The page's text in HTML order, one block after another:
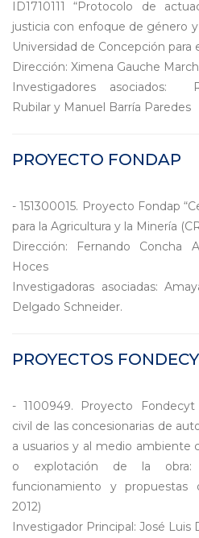
ID1710111 “Protocolo de
justicia con enfoque de género y
Universidad de Concepción para
Dirección: Ximena Gauche
Investigadores asociados:
Rubilar y Manuel Barría Paredes
PROYECTO FONDAP
- 151300015. Proyecto Fondap
para la Agricultura y la Minería
Dirección: Fernando Concha
Hoces
Investigadoras asociadas:
Delgado Schneider.
PROYECTOS
- 1100949. Proyecto Fondecyt
civil de las concesionarias de
a usuarios y al medio ambiente
o explotación de la
funcionamiento y propuestas
2012)
Investigador Principal: José Luis